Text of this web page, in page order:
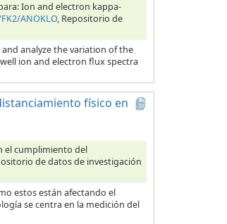
para: Ion and electron kappa-
ANOKLO, Repositorio de
analyze the variation of the
ion and electron flux spectra
físico en
el cumplimiento del
de datos de investigación
estos están afectando el
se centra en la medición del